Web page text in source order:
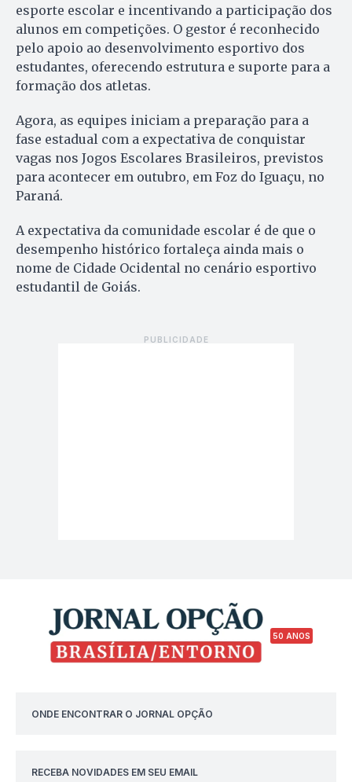
esporte escolar e incentivando a participação dos
alunos em competições. O gestor é reconhecido
pelo apoio ao desenvolvimento esportivo dos
estudantes, oferecendo estrutura e suporte para a
formação dos atletas.
Agora, as equipes iniciam a preparação para a
fase estadual com a expectativa de conquistar
vagas nos Jogos Escolares Brasileiros, previstos
para acontecer em outubro, em Foz do Iguaçu, no
Paraná.
A expectativa da comunidade escolar é de que o
desempenho histórico fortaleça ainda mais o
nome de Cidade Ocidental no cenário esportivo
estudantil de Goiás.
50 ANOS
ONDE ENCONTRAR O JORNAL OPÇÃO
RECEBA NOVIDADES EM SEU EMAIL